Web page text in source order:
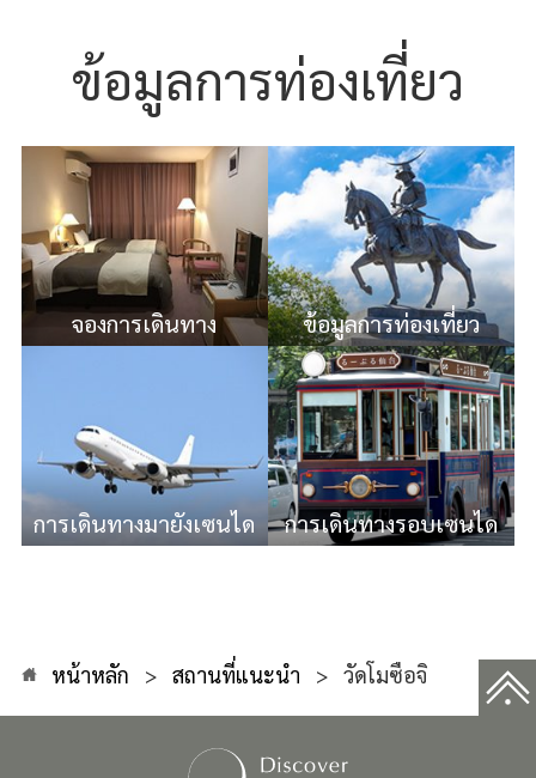
ข้อมูลการท่องเที่ยว
จองการเดินทาง ข้อมูลการท่องเที่ยว
การเดินทางมายังเซนได การเดินทางรอบเซนได
หน้าหลัก สถานที่แนะนำ วัดโมซือจิ